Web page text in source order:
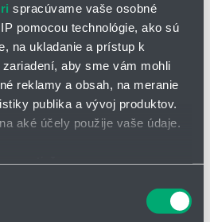
spracúvame vaše osobné
pomocou technológie, ako sú
na ukladanie a prístup k
aby sme vám mohli
reklamy a obsah, na meranie
publika a vývoj produktov.
aké účely použije vaše údaje.
na niekoľko metrov
mm
Rozteč: 46 mm na článek=22
článků / m
Samonosný pojezd závisí na
hmotnosti
Osa X: samonosný pojezd v m